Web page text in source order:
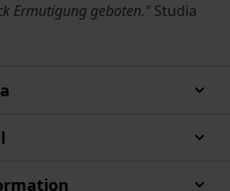
Ermutigung geboten." Studia